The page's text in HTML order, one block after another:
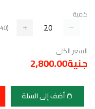
كمية
(
40
السعر الكلي
جنية2,800.00
أضف إلى السلة